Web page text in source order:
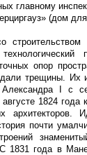
главному
(дом
опор
трещины. Их
I с
1824
почти
С 1831 года в